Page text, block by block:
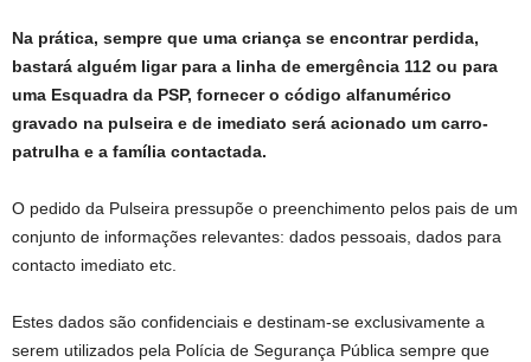
Na prática, sempre que uma criança se encontrar perdida,
bastará alguém ligar para a linha de emergência 112 ou para
uma Esquadra da PSP, fornecer o código alfanumérico
gravado na pulseira e de imediato será acionado um carro-
patrulha e a família contactada.
O pedido da Pulseira pressupõe o preenchimento pelos pais de um
conjunto de informações relevantes: dados pessoais, dados para
contacto imediato etc.
Estes dados são confidenciais e destinam-se exclusivamente a
serem utilizados pela Polícia de Segurança Pública sempre que